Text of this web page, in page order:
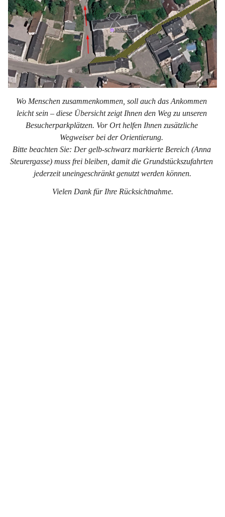
Wo Menschen zusammenkommen, soll auch das Ankommen
leicht sein – diese Übersicht zeigt Ihnen den Weg zu unseren
Besucherparkplätzen. Vor Ort helfen Ihnen zusätzliche
Wegweiser bei der Orientierung.
Bitte beachten Sie: Der gelb-schwarz markierte Bereich (Anna
Steurergasse) muss frei bleiben, damit die Grundstückszufahrten
jederzeit uneingeschränkt genutzt werden können.
Vielen Dank für Ihre Rücksichtnahme.